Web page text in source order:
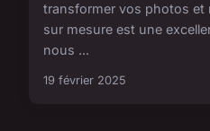
transformer vos photos et
sur mesure est une
nous ...
19 février 2025